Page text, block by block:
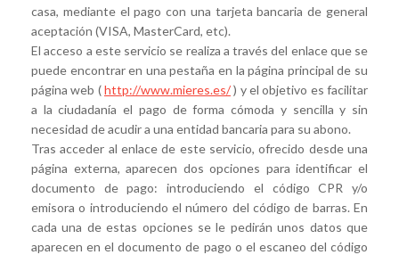
casa, mediante el pago con una tarjeta bancaria de general
aceptación (VISA, MasterCard, etc).
El acceso a este servicio se realiza a través del enlace que se
puede encontrar en una pestaña en la página principal de su
página web (http://www.mieres.es/) y el objetivo es facilitar
a la ciudadanía el pago de forma cómoda y sencilla y sin
necesidad de acudir a una entidad bancaria para su abono.
Tras acceder al enlace de este servicio, ofrecido desde una
página externa, aparecen dos opciones para identificar el
documento de pago: introduciendo el código CPR y/o
emisora o introduciendo el número del código de barras. En
cada una de estas opciones se le pedirán unos datos que
aparecen en el documento de pago o el escaneo del código